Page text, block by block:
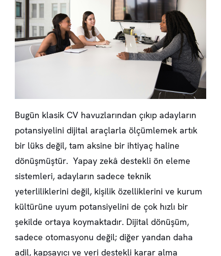
Bugün klasik CV havuzlarından çıkıp adayların
potansiyelini dijital araçlarla ölçümlemek artık
bir lüks değil, tam aksine bir ihtiyaç haline
dönüşmüştür. Yapay zekâ destekli ön eleme
sistemleri, adayların sadece teknik
yeterliliklerini değil, kişilik özelliklerini ve kurum
kültürüne uyum potansiyelini de çok hızlı bir
şekilde ortaya koymaktadır. Dijital dönüşüm,
sadece otomasyonu değil; diğer yandan daha
adil, kapsayıcı ve veri destekli karar alma